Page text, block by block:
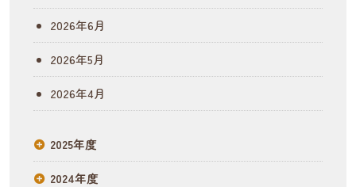
2026年6月
2026年5月
2026年4月
2025年度
2024年度